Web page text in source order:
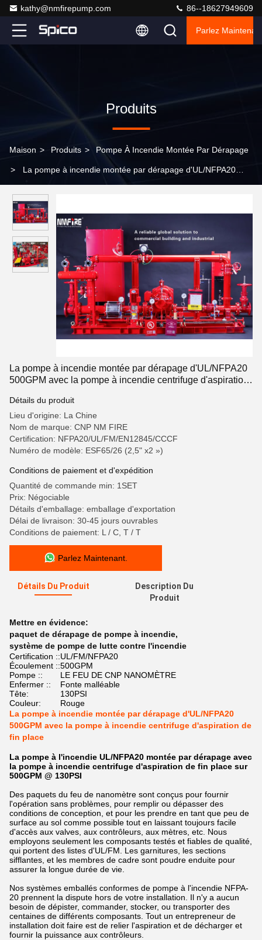
kathy@nmfirepump.com 86--18627949609
Parlez
Produits
Maison > Produits > Pompe À Incendie Montée Par Dérapage
> La pompe à incendie montée par dérapage d'UL/NFPA20
place
La pompe à incendie montée par dérapage d'UL/NFPA20
500GPM avec la pompe à incendie centrifuge d'aspiration
Détails du produit
Lieu d'origine: La Chine
Nom de marque: CNP NM FIRE
Certification: NFPA20/UL/FM/EN12845/CCCF
Numéro de modèle: ESF65/26 (2,5" x2 »)
Conditions de paiement et d'expédition
Quantité de commande min: 1SET
Prix: Négociable
Détails d'emballage: emballage d'exportation
Délai de livraison: 30-45 jours ouvrables
Conditions de paiement: L / C, T / T
Parlez Maintenant.
Détails Du Produit
Description Du
Produit
Mettre en évidence:
paquet de dérapage de pompe à incendie,
système de pompe de lutte contre l'incendie
Certification ::UL/FM/NFPA20
Écoulement ::500GPM
Pompe ::
LE FEU DE CNP NANOMÈTRE
Enfermer ::
Fonte malléable
Tête:
130PSI
Couleur:
Rouge
La pompe à incendie montée par dérapage d'UL/NFPA20
500GPM avec la pompe à incendie centrifuge d'aspiration de
fin place
La pompe à l'incendie UL/NFPA20 montée par dérapage avec
la pompe à incendie centrifuge d'aspiration de fin place sur
500GPM @ 130PSI
Des paquets du feu de nanomètre sont conçus pour fournir
l'opération sans problèmes, pour remplir ou dépasser des
conditions de conception, et pour les prendre en tant que peu de
surface au sol comme possible tout en laissant toujours facile
d'accès aux valves, aux contrôleurs, aux mètres, etc. Nous
employons seulement les composants testés et fiables de qualité,
qui portent des listes d'UL/FM. Les garnitures, les sections
sifflantes, et les membres de cadre sont poudre enduite pour
assurer la longue durée de vie.
Nos systèmes emballés conformes de pompe à l'incendie NFPA-
20 prennent la dispute hors de votre installation. Il n'y a aucun
besoin de dépister, commander, stocker, ou transporter des
centaines de différents composants. Tout un entrepreneur de
installation doit faire est de relier l'aspiration et de décharger et
fournir la puissance aux contrôleurs.